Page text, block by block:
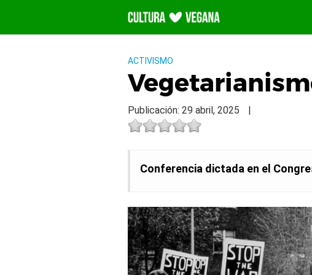
contenido
ACTIVISMO
Publicación: 29 abril, 2025 |
Conferencia dictada en el